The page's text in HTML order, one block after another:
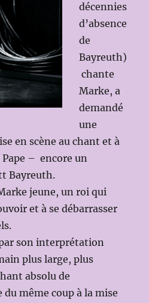
décennies
d’absence
de
Bayreuth)
chante
Marke, a
demandé
une
en scène au chant et à
Pape – encore un
Bayreuth.
jeune, un roi qui
et à se débarrasser
son interprétation
plus large, plus
absolu de
même coup à la mise